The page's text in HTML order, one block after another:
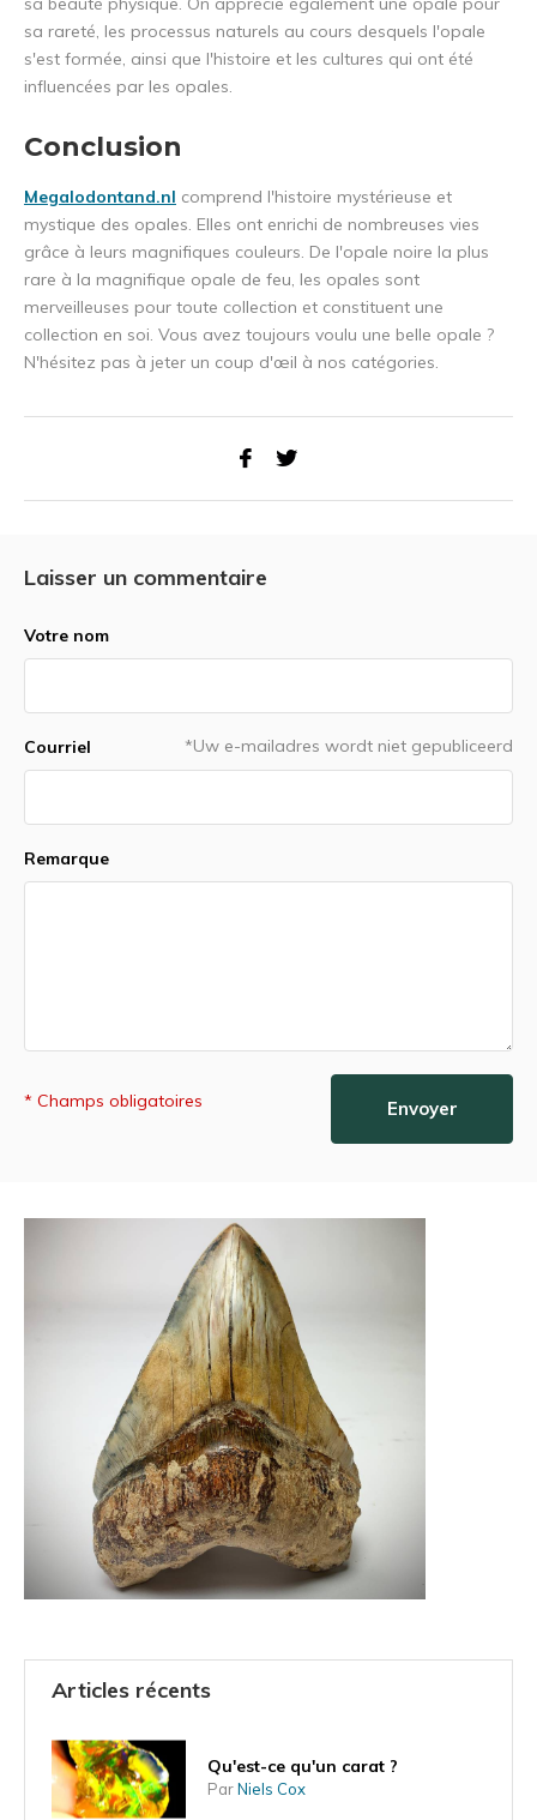
sa rareté, les processus naturels au cours desquels l'opale
s'est formée, ainsi que l'histoire et les cultures qui ont été
influencées par les opales.
Conclusion
Megalodontand.nl comprend l'histoire mystérieuse et
mystique des opales. Elles ont enrichi de nombreuses vies
grâce à leurs magnifiques couleurs. De l'opale noire la plus
rare à la magnifique opale de feu, les opales sont
merveilleuses pour toute collection et constituent une
collection en soi. Vous avez toujours voulu une belle opale ?
N'hésitez pas à jeter un coup d'œil à nos catégories.
Laisser un commentaire
Votre nom
Courriel *Uw e-mailadres wordt niet gepubliceerd
Remarque
* Champs obligatoires Envoyer
Articles récents
Qu'est-ce qu'un carat ?
ParNiels Cox